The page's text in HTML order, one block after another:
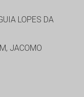
LOPES DA
JACOMO